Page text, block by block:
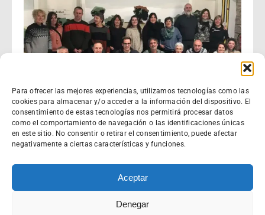
Para ofrecer las mejores experiencias, utilizamos tecnologías como las
cookies para almacenar y/o acceder a la información del dispositivo. El
consentimiento de estas tecnologías nos permitirá procesar datos
como el comportamiento de navegación o las identificaciones únicas
en este sitio. No consentir o retirar el consentimiento, puede afectar
negativamente a ciertas características y funciones.
Aceptar
Denegar